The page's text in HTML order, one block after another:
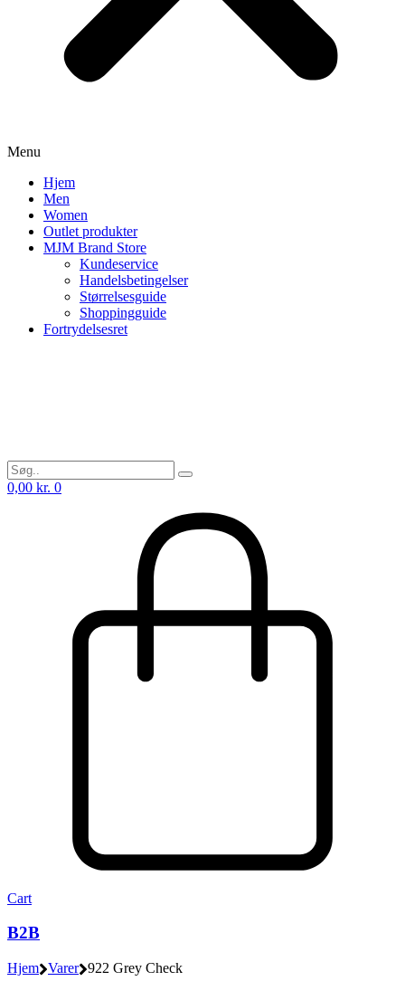
Menu
Hjem
Men
Women
Outlet produkter
MJM Brand Store
Kundeservice
Handelsbetingelser
Størrelsesguide
Shoppingguide
Fortrydelsesret
0,00 kr. 0
Cart
B2B
Hjem Varer 922 Grey Check